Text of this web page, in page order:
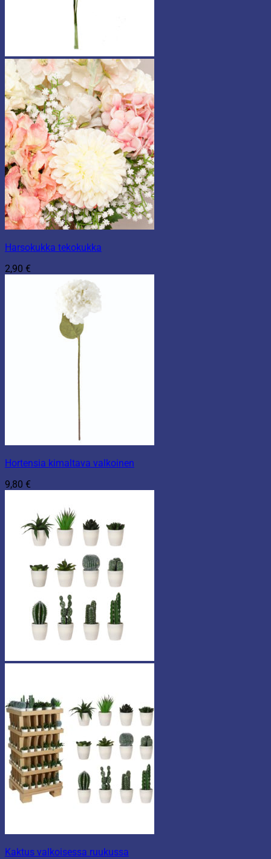
Harsokukka tekokukka
2,90 €
Hortensia kimaltava valkoinen
9,80 €
Kaktus valkoisessa ruukussa